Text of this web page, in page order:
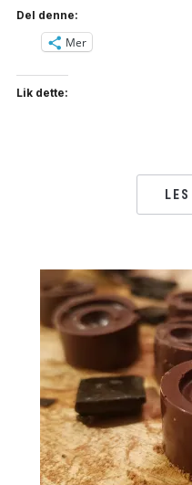
Del denne:
Mer
Lik dette: